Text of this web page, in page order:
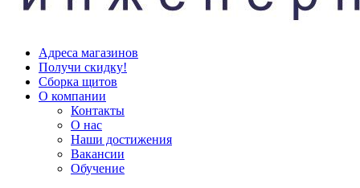
Адреса магазинов
Получи скидку!
Сборка щитов
О компании
Контакты
О нас
Наши достижения
Вакансии
Обучение